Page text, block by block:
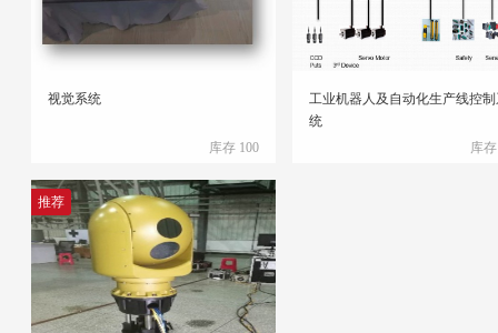
视觉系统
库存 100
工业机器人及自动化生产线控制
统
库
推荐